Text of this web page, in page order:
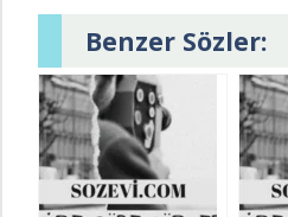
Benzer Sözler: